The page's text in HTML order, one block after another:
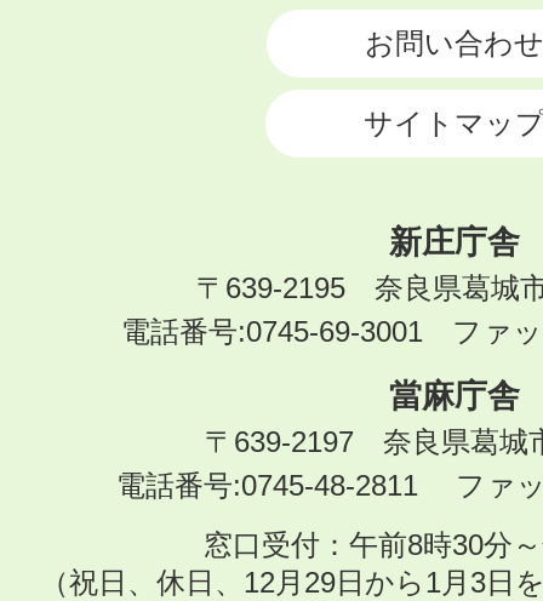
お問い合わせ
サイトマッ
新庄庁舎
〒639-2195 奈良県葛城
電話番号:0745-69-3001 ファ
當麻庁舎
〒639-2197 奈良県葛城
電話番号:0745-48-2811 ファ
窓口受付：午前8時30分
（祝日、休日、12月29日から1月3日